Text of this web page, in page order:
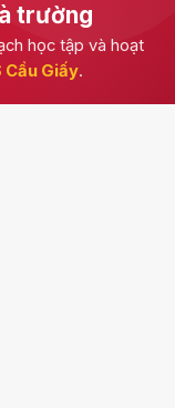
trường
học tập và hoạt
Cầu Giấy.